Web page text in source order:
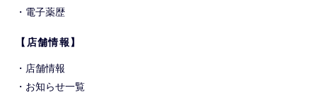
・ 電子薬歴
【店舗情報】
・ 店舗情報
・ お知らせ一覧